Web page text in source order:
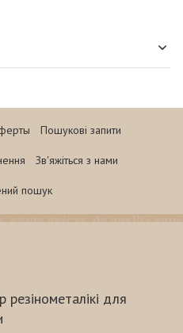
Пошукові запити
Зв'яжіться з нами
пошук
резінометалікі для